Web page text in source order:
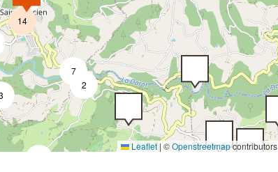
2
7
14
Leaflet |©Openstreetmapcontributors